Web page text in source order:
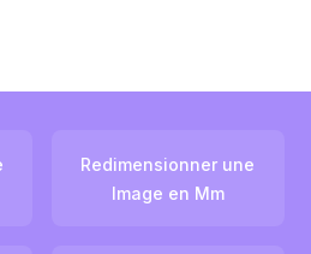
Redimensionner une
Image en Mm